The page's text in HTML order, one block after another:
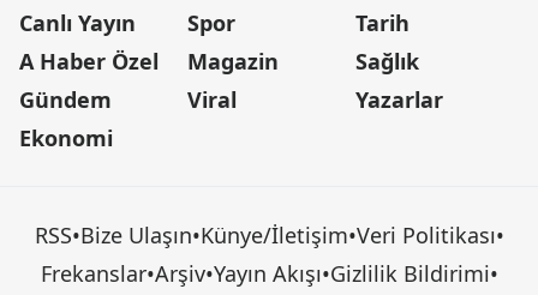
Canlı Yayın
A Haber Özel
Gündem
Ekonomi
Spor
Magazin
Viral
Tarih
Sağlık
Yazarlar
RSS•Bize Ulaşın•Künye/İletişim•Veri Politikası•
Frekanslar•Arşiv•Yayın Akışı•Gizlilik Bildirimi•